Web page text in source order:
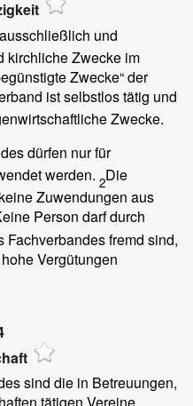
und
kirchliche Zwecke im
Zwecke“ der
ist selbstlos tätig und
Zwecke.
dürfen nur für
werden. 2Die
Zuwendungen aus
Person darf durch
fremd sind,
Vergütungen
sind die in Betreuungen,